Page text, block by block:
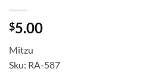
$5.00
Mitzu
Sku: RA-587